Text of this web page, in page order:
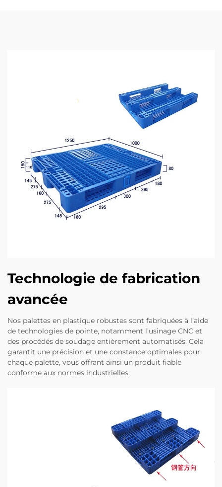
Technologie de fabrication
avancée
Nos palettes en plastique robustes sont fabriquées à l’aide
de technologies de pointe, notamment l’usinage CNC et
des procédés de soudage entièrement automatisés. Cela
garantit une précision et une constance optimales pour
chaque palette, vous offrant ainsi un produit fiable
conforme aux normes industrielles.